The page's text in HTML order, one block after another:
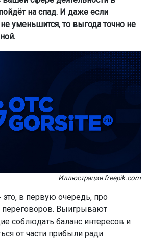
на спад. И даже если
уменьшится, то выгода точно не
Иллюстрация freepik.com
в первую очередь, про
переговоров. Выигрывают
соблюдать баланс интересов и
от части прибыли ради